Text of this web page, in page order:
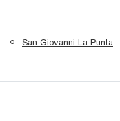
San Giovanni La Punta